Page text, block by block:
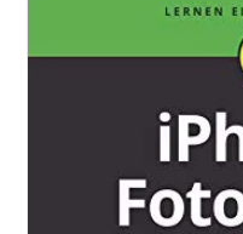
Für
Filmer:
Fotografieren
Filmen
Mit
Dem